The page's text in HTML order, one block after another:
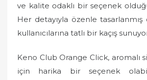
ve kalite odaklı bir seçenek
Her detayıyla özenle
kullanıcılarına tatlı bir kaçış
Keno Club Orange Click, aromalı
için harika bir seçenek